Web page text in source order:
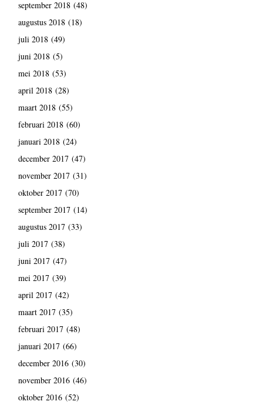
september 2018(48)
augustus 2018(18)
juli 2018(49)
juni 2018(5)
mei 2018(53)
april 2018(28)
maart 2018(55)
februari 2018(60)
januari 2018(24)
december 2017(47)
november 2017(31)
oktober 2017(70)
september 2017(14)
augustus 2017(33)
juli 2017(38)
juni 2017(47)
mei 2017(39)
april 2017(42)
maart 2017(35)
februari 2017(48)
januari 2017(66)
december 2016(30)
november 2016(46)
oktober 2016(52)